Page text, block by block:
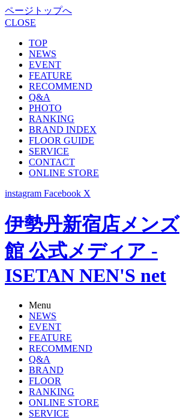
ページトップへ
CLOSE
TOP
NEWS
EVENT
FEATURE
RECOMMEND
Q&A
PHOTO
RANKING
BRAND INDEX
FLOOR GUIDE
SERVICE
CONTACT
ONLINE STORE
instagram Facebook X
伊勢丹新宿店メンズ
館 公式メディア -
ISETAN NEN'S net
Menu
NEWS
EVENT
FEATURE
RECOMMEND
Q&A
BRAND
FLOOR
RANKING
ONLINE STORE
SERVICE